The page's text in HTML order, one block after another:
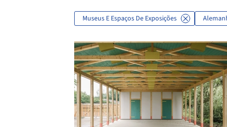
Museus E Espaços De Exposições